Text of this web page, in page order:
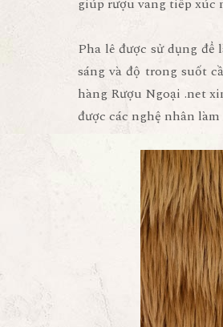
giúp rượu vang tiếp
Pha lê được sử dụng
sáng và độ trong suốt
hàng Rượu Ngoại .net
được các nghệ nhân